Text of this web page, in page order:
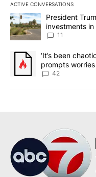
ACTIVE CONVERSATIONS
The following is a list of
A trending article titled
President
investments in
11
A trending article titled
‘It’s been
prompts
42